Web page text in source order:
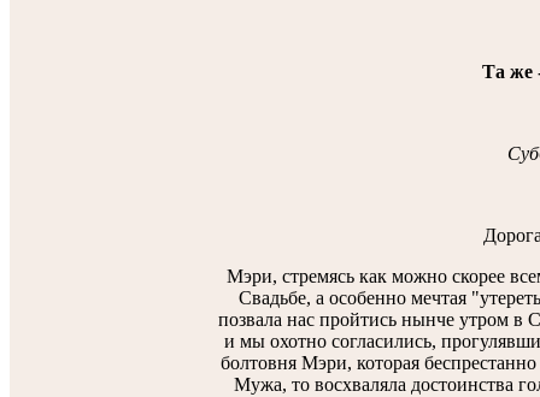
Та же
Мэри, стремясь как можно скорее
Свадьбе, а особенно мечтая
позвала нас пройтись нынче утром в
и мы охотно согласились,
болтовня Мэри, которая
Мужа, то восхваляла достоинства